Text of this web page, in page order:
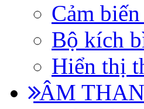
Cảm
Bộ kích
Hiển thị
ÂM